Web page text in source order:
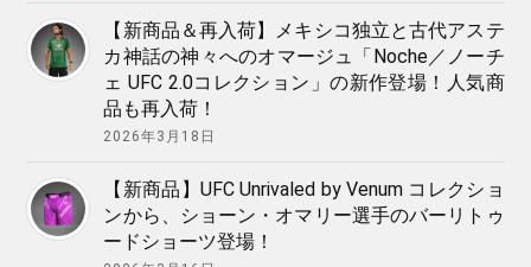
【新商品＆再入荷】メキシコ独立と古代アステ
カ神話の神々へのオマージュ「Noche／ノーチ
ェ UFC 2.0コレクション」の新作登場！人気商
品も再入荷！
2026年3月18日
【新商品】UFC Unrivaled by Venum コレクショ
ンから、ショーン・オマリー選手のバーリトゥ
ードショーツ登場！